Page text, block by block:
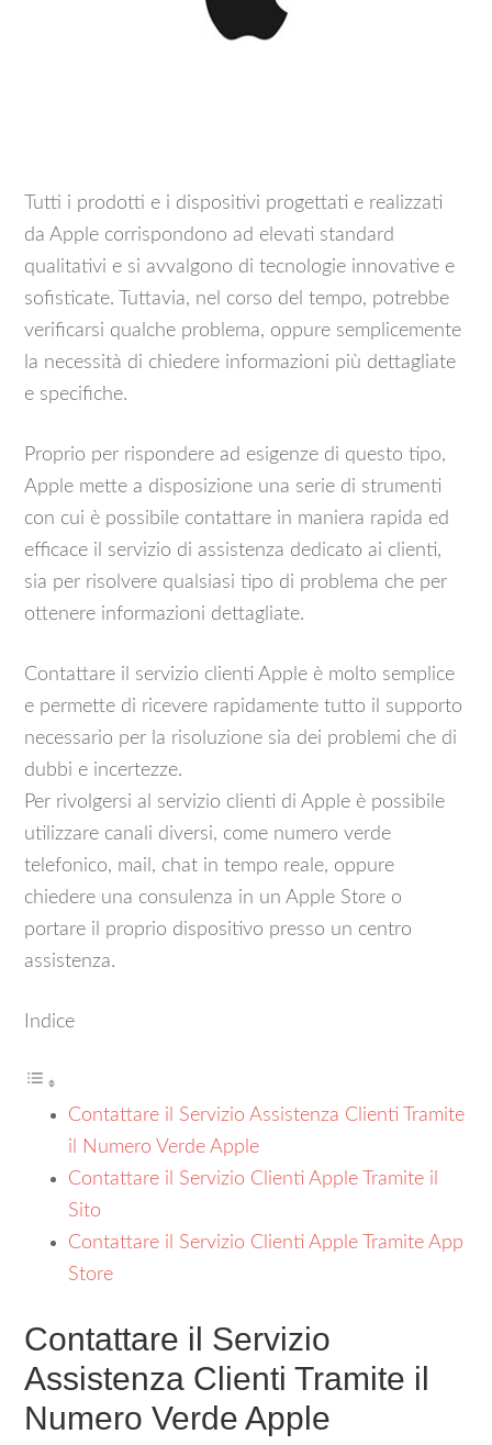
Tutti i prodotti e i dispositivi progettati e realizzati
da Apple corrispondono ad elevati standard
qualitativi e si avvalgono di tecnologie innovative e
sofisticate. Tuttavia, nel corso del tempo, potrebbe
verificarsi qualche problema, oppure semplicemente
la necessità di chiedere informazioni più dettagliate
e specifiche.
Proprio per rispondere ad esigenze di questo tipo,
Apple mette a disposizione una serie di strumenti
con cui è possibile contattare in maniera rapida ed
efficace il servizio di assistenza dedicato ai clienti,
sia per risolvere qualsiasi tipo di problema che per
ottenere informazioni dettagliate.
Contattare il servizio clienti Apple è molto semplice
e permette di ricevere rapidamente tutto il supporto
necessario per la risoluzione sia dei problemi che di
dubbi e incertezze.
Per rivolgersi al servizio clienti di Apple è possibile
utilizzare canali diversi, come numero verde
telefonico, mail, chat in tempo reale, oppure
chiedere una consulenza in un Apple Store o
portare il proprio dispositivo presso un centro
assistenza.
Indice
Contattare il Servizio Assistenza Clienti Tramite
il Numero Verde Apple
Contattare il Servizio Clienti Apple Tramite il
Sito
Contattare il Servizio Clienti Apple Tramite App
Store
Contattare il Servizio
Assistenza Clienti Tramite il
Numero Verde Apple